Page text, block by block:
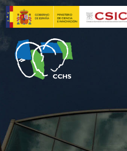
Pasar
al
contenido
principal